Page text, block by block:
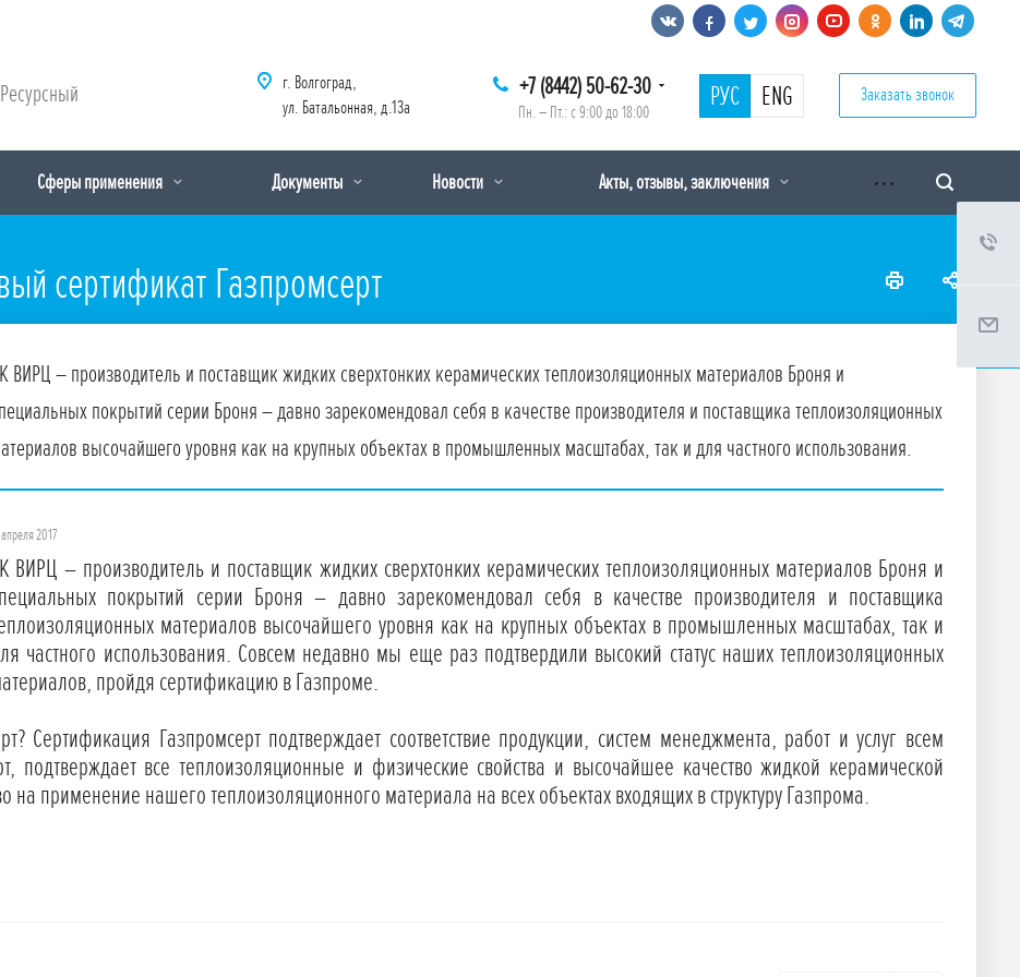
+7 (8442) 50-62-30
Пн. – Пт.: с 9:00 до 18:00 РУС ENG Заказать звонок
г. Волгоград,
ул. Батальонная, д.13а
Сферы применения Документы Новости Акты, отзывы, заключения
сертификат Газпромсерт
ВИРЦ – производитель и поставщик жидких сверхтонких керамических теплоизоляционных материалов Броня и
покрытий серии Броня – давно зарекомендовал себя в качестве производителя и поставщика теплоизоляционных
высочайшего уровня как на крупных объектах в промышленных масштабах, так и для частного использования.
апреля 2017
ВИРЦ – производитель и поставщик жидких сверхтонких керамических теплоизоляционных материалов Броня и
покрытий серии Броня – давно зарекомендовал себя в качестве производителя и поставщика
материалов высочайшего уровня как на крупных объектах в промышленных масштабах, так и
частного использования. Совсем недавно мы еще раз подтвердили высокий статус наших теплоизоляционных
пройдя сертификацию в Газпроме.
Сертификация Газпромсерт подтверждает соответствие продукции, систем менеджмента, работ и услуг всем
подтверждает все теплоизоляционные и физические свойства и высочайшее качество жидкой керамической
на применение нашего теплоизоляционного материала на всех объектах входящих в структуру Газпрома.